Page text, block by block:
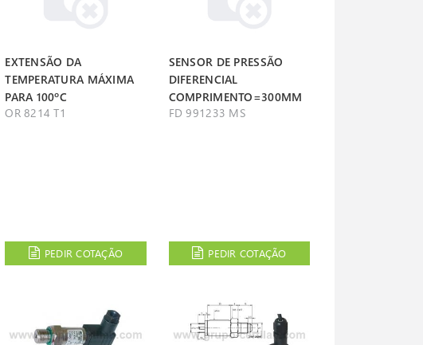
EXTENSÃO DA
TEMPERATURA MÁXIMA
PARA 100ºC
OR 8214 T1
PEDIR COTAÇÃO
SENSOR DE PRESSÃO
DIFERENCIAL
COMPRIMENTO=300MM
FD 991233 MS
PEDIR COTAÇÃO